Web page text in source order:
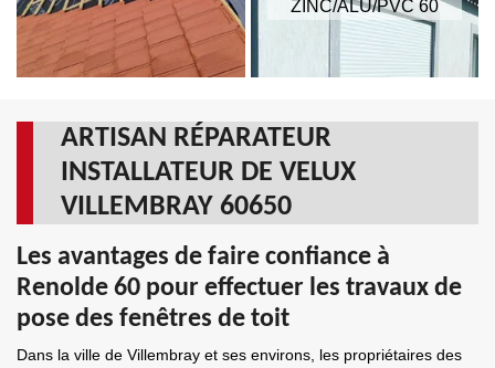
ZINC/ALU/PVC 60
ARTISAN RÉPARATEUR
INSTALLATEUR DE VELUX
VILLEMBRAY 60650
Les avantages de faire confiance à
Renolde 60 pour effectuer les travaux de
pose des fenêtres de toit
Dans la ville de Villembray et ses environs, les propriétaires des